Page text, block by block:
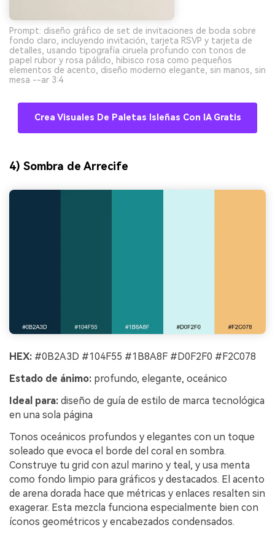
Prompt: diseño gráfico de set de invitaciones de boda sobre
fondo claro, incluyendo invitación, tarjeta RSVP y tarjeta de
detalles, usando tipografía ciruela profundo con tonos de
papel rubor y rosa pálido, hibisco rosa como pequeños
elementos de acento, diseño moderno elegante, sin manos, sin
mesa --ar 3:4
Crea Visuales De Paletas Isleñas Con IA Gratis
4) Sombra de Arrecife
HEX: #0B2A3D #104F55 #1B8A8F #D0F2F0 #F2C078
Estado de ánimo: profundo, elegante, oceánico
Ideal para: diseño de guía de estilo de marca tecnológica
en una sola página
Tonos oceánicos profundos y elegantes con un toque
soleado que evoca el borde del coral en sombra.
Construye tu grid con azul marino y teal, y usa menta
como fondo limpio para gráficos y destacados. El acento
de arena dorada hace que métricas y enlaces resalten sin
exagerar. Esta mezcla funciona especialmente bien con
íconos geométricos y encabezados condensados.